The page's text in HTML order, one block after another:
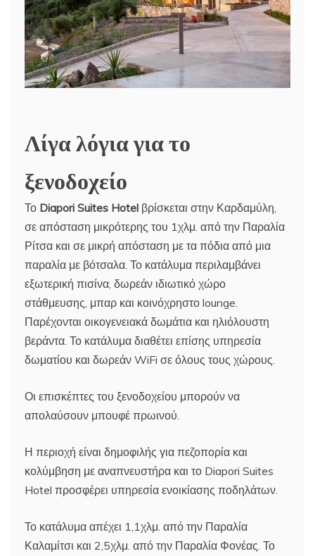
Λίγα λόγια για το
ξενοδοχείο
Το Diapori Suites Hotel βρίσκεται στην Καρδαμύλη,
σε απόσταση μικρότερης του 1χλμ. από την Παραλία
Ρίτσα και σε μικρή απόσταση με τα πόδια από μια
παραλία με βότσαλα. Το κατάλυμα περιλαμβάνει
εξωτερική πισίνα, δωρεάν ιδιωτικό χώρο
στάθμευσης, μπαρ και κοινόχρηστο lounge.
Παρέχονται οικογενειακά δωμάτια και ηλιόλουστη
βεράντα. Το κατάλυμα διαθέτει επίσης υπηρεσία
δωματίου και δωρεάν WiFi σε όλους τους χώρους.
Οι επισκέπτες του ξενοδοχείου μπορούν να
απολαύσουν μπουφέ πρωινού.
Η περιοχή είναι δημοφιλής για πεζοπορία και
κολύμβηση με αναπνευστήρα και το Diapori Suites
Hotel προσφέρει υπηρεσία ενοικίασης ποδηλάτων.
Το κατάλυμα απέχει 1,1χλμ. από την Παραλία
Καλαμίτσι και 2,5χλμ. από την Παραλία Φονέας. Το